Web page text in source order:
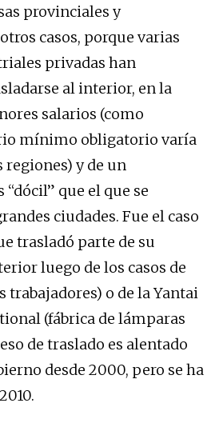
provinciales y
casos, porque varias
privadas han
al interior, en la
salarios (como
mínimo obligatorio varía
regiones) y de un
que el que se
ciudades. Fue el caso
trasladó parte de su
luego de los casos de
trabajadores) o de la Yantai
(fábrica de lámparas
de traslado es alentado
desde 2000, pero se ha